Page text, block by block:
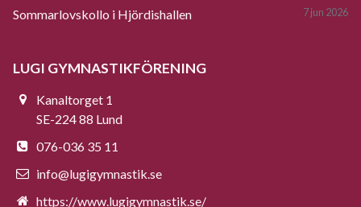
Sommarlovskollo i Hjördishallen 7 jun 2026
LUGI GYMNASTIKFÖRENING
Kanaltorget 1
SE-224 88 Lund
076-036 35 11
info@lugigymnastik.se
https://www.lugigymnastik.se/